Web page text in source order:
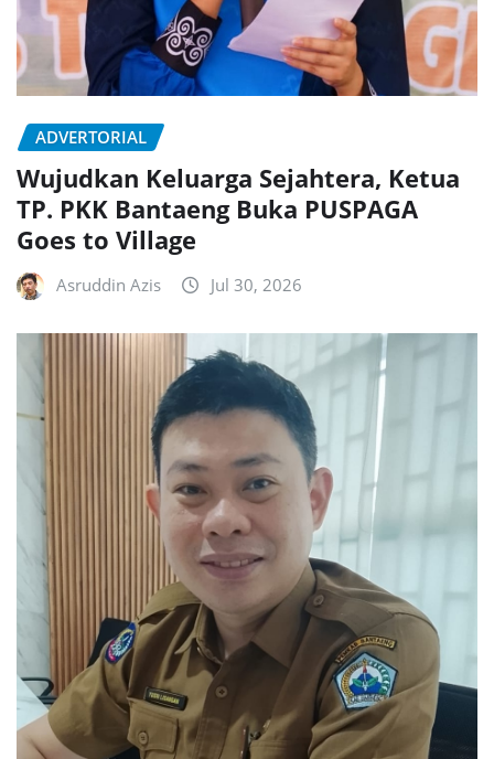
ADVERTORIAL
Wujudkan Keluarga Sejahtera, Ketua
TP. PKK Bantaeng Buka PUSPAGA
Goes to Village
Asruddin Azis Jul 30, 2026